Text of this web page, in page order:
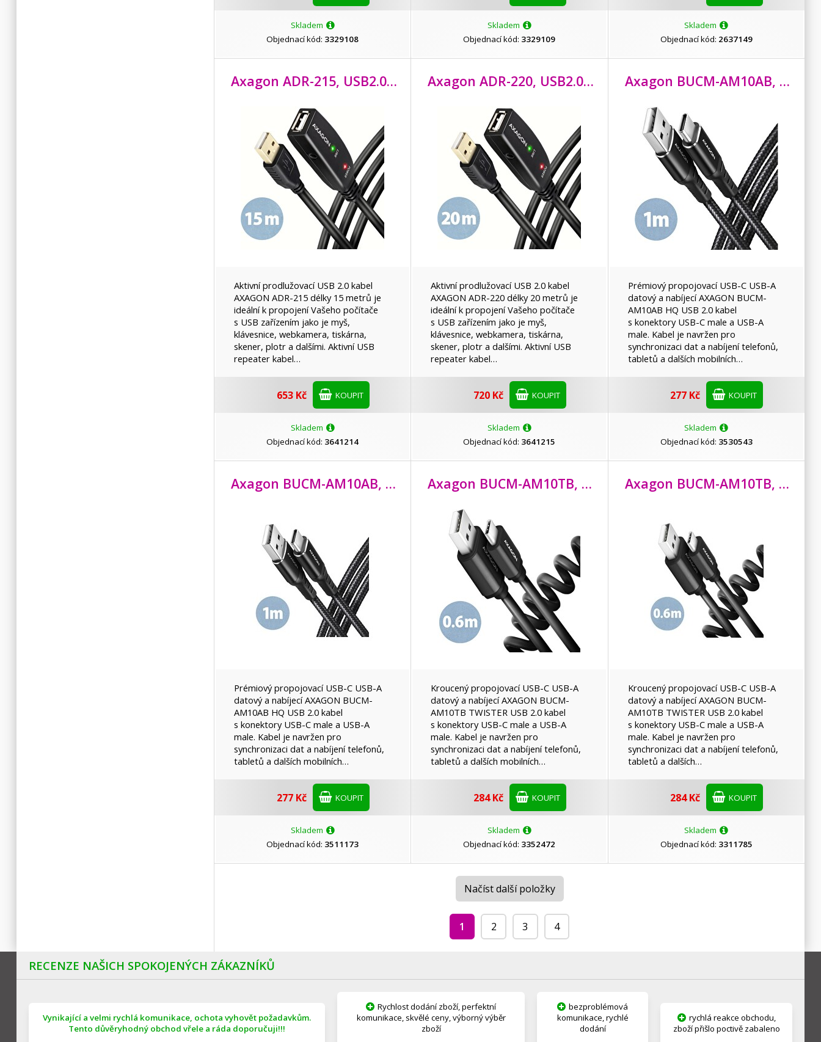
Skladem
Objednací kód: 3329108
Skladem
Objednací kód: 3329109
Skladem
Objednací kód: 2637149
Axagon ADR-215, USB2.0 aktivní prodlužovací / repeater kabel, 15m
Aktivní prodlužovací USB 2.0 kabel
AXAGON ADR-215 délky 15 metrů je
ideální k propojení Vašeho počítače
s USB zařízením jako je myš,
klávesnice, webkamera, tiskárna,
skener, plotr a dalšími. Aktivní USB
repeater kabel…
653 Kč KOUPIT
Skladem
Objednací kód: 3641214
Axagon ADR-220, USB2.0 aktivní prodlužovací / repeater kabel, 20m
Aktivní prodlužovací USB 2.0 kabel
AXAGON ADR-220 délky 20 metrů je
ideální k propojení Vašeho počítače
s USB zařízením jako je myš,
klávesnice, webkamera, tiskárna,
skener, plotr a dalšími. Aktivní USB
repeater kabel…
720 Kč KOUPIT
Skladem
Objednací kód: 3641215
Axagon BUCM-AM10AB, HQ kabel USB-C <-> USB-A, 1m, USB 2.0, 3A, ALU, oplet, černý
Prémiový propojovací USB-C USB-A
datový a nabíjecí AXAGON BUCM-
AM10AB HQ USB 2.0 kabel
s konektory USB-C male a USB-A
male. Kabel je navržen pro
synchronizaci dat a nabíjení telefonů,
tabletů a dalších mobilních…
277 Kč KOUPIT
Skladem
Objednací kód: 3530543
Axagon BUCM-AM10AB, HQ kabel USB-C <-> USB-A, 1m, USB 2.0, 3A, ALU, oplet, černý
Prémiový propojovací USB-C USB-A
datový a nabíjecí AXAGON BUCM-
AM10AB HQ USB 2.0 kabel
s konektory USB-C male a USB-A
male. Kabel je navržen pro
synchronizaci dat a nabíjení telefonů,
tabletů a dalších mobilních…
277 Kč KOUPIT
Skladem
Objednací kód: 3511173
Axagon BUCM-AM10TB, TWISTER kabel USB-C <-> USB-A, 0.6m, USB 2.0, 3A, ALU, tpe, černý
Kroucený propojovací USB-C USB-A
datový a nabíjecí AXAGON BUCM-
AM10TB TWISTER USB 2.0 kabel
s konektory USB-C male a USB-A
male. Kabel je navržen pro
synchronizaci dat a nabíjení telefonů,
tabletů a dalších mobilních…
284 Kč KOUPIT
Skladem
Objednací kód: 3352472
Axagon BUCM-AM10TB, TWISTER kabel USB-C <-> USB-A, 0.6m, USB 2.0, 3A, ALU, tpe, černý
Kroucený propojovací USB-C USB-A
datový a nabíjecí AXAGON BUCM-
AM10TB TWISTER USB 2.0 kabel
s konektory USB-C male a USB-A
male. Kabel je navržen pro
synchronizaci dat a nabíjení telefonů,
tabletů a dalších…
284 Kč KOUPIT
Skladem
Objednací kód: 3311785
Načíst další položky
1 2 3 4
RECENZE NAŠICH SPOKOJENÝCH ZÁKAZNÍKŮ
Vynikající a velmi rychlá komunikace, ochota vyhovět požadavkům.
Tento důvěryhodný obchod vřele a ráda doporučuji!!!
Rychlost dodání zboží, perfektní
komunikace, skvělé ceny, výborný výběr
zboží
bezproblémová
komunikace, rychlé
dodání
rychlá reakce obchodu,
zboží přišlo poctivě zabaleno